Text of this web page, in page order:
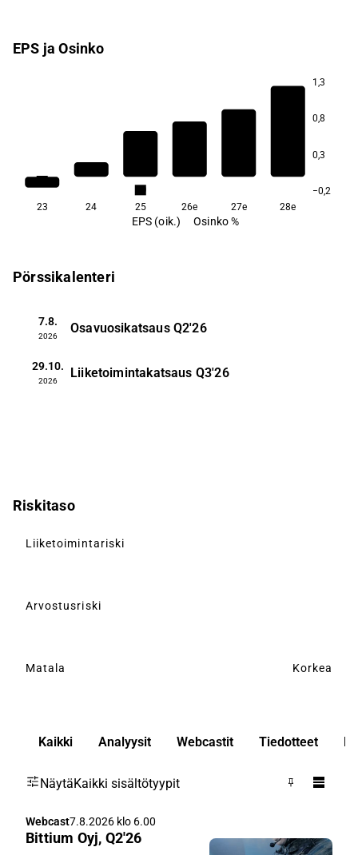
EPS ja Osinko
1,3
0,8
0,3
−0,2
1,3
1,0
23 24 25 26e 27e 28e
EPS (oik.) Osinko %
Pörssikalenteri
7.8.
2026
Osavuosikatsaus Q2'26
29.10.
2026
Liiketoimintakatsaus Q3'26
Riskitaso
Liiketoimintariski
Arvostusriski
Matala Korkea
Kaikki Analyysit Webcastit Tiedotteet
NäytäKaikki sisältötyypit
Webcast7.8.2026 klo 6.00
Bittium Oyj, Q2'26